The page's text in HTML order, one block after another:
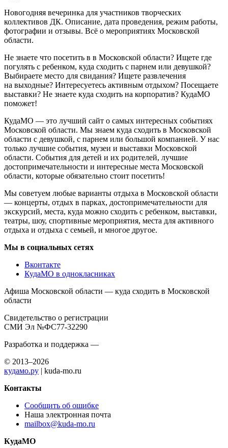
Новогодняя вечеринка для участников творческих
коллективов ДК. Описание, дата проведения, режим работы,
фотографии и отзывы. Всё о мероприятиях Московской
области.
Не знаете что посетить в в Московской области? Ищете где
погулять с ребенком, куда сходить с парнем или девушкой?
Выбираете место для свидания? Ищете развлечения
на выходные? Интересуетесь активным отдыхом? Посещаете
выставки? Не знаете куда сходить на корпоратив? КудаМО
поможет!
КудаМО — это лучший сайт о самых интересных событиях
Московской области. Мы знаем куда сходить в Московской
области с девушкой, с парнем или большой компанией. У нас
только лучшие события, музеи и выставки Московской
области. События для детей и их родителей, лучшие
достопримечательности и интересные места Московской
области, которые обязательно стоит посетить!
Мы советуем любые варианты отдыха в Московской области
— концерты, отдых в парках, достопримечательности для
экскурсий, места, куда можно сходить с ребенком, выставки,
театры, шоу, спортивные мероприятия, места для активного
отдыха и отдыха с семьей, и многое другое.
Мы в социальных сетях
Вконтакте
КудаМО в однокласниках
Афиша Московской области — куда сходить в Московской
области
Свидетельство о регистрации
СМИ Эл №ФС77-32290
Разработка и поддержка —
© 2013–2026
кудамо.ру | kuda-mo.ru
Контакты
Сообщить об ошибке
Наша электронная почта
mailbox@kuda-mo.ru
КудаМО